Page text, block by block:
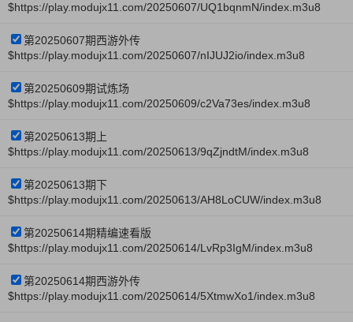
$https://play.modujx11.com/20250607/UQ1bqnmN/index.m3u8
第20250607期西游外传
$https://play.modujx11.com/20250607/nIJUJ2io/index.m3u8
第20250609期试炼场
$https://play.modujx11.com/20250609/c2Va73es/index.m3u8
第20250613期上
$https://play.modujx11.com/20250613/9qZjndtM/index.m3u8
第20250613期下
$https://play.modujx11.com/20250613/AH8LoCUW/index.m3u8
第20250614期精编速看版
$https://play.modujx11.com/20250614/LvRp3IgM/index.m3u8
第20250614期西游外传
$https://play.modujx11.com/20250614/5XtmwXo1/index.m3u8